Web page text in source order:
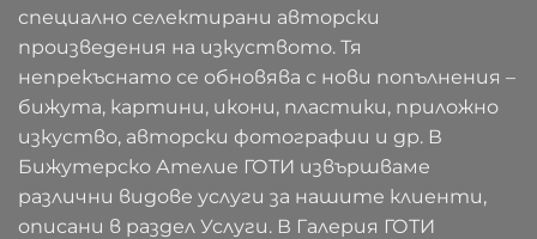
специално селектирани авторски
произведения на изкуството. Тя
непрекъснато се обновява с нови попълнения –
бижута, картини, икони, пластики, приложно
изкуство, авторски фотографии и др. В
Бижутерско Ателие ГОТИ извършваме
различни видове услуги за нашите клиенти,
описани в раздел Услуги. В Галерия ГОТИ